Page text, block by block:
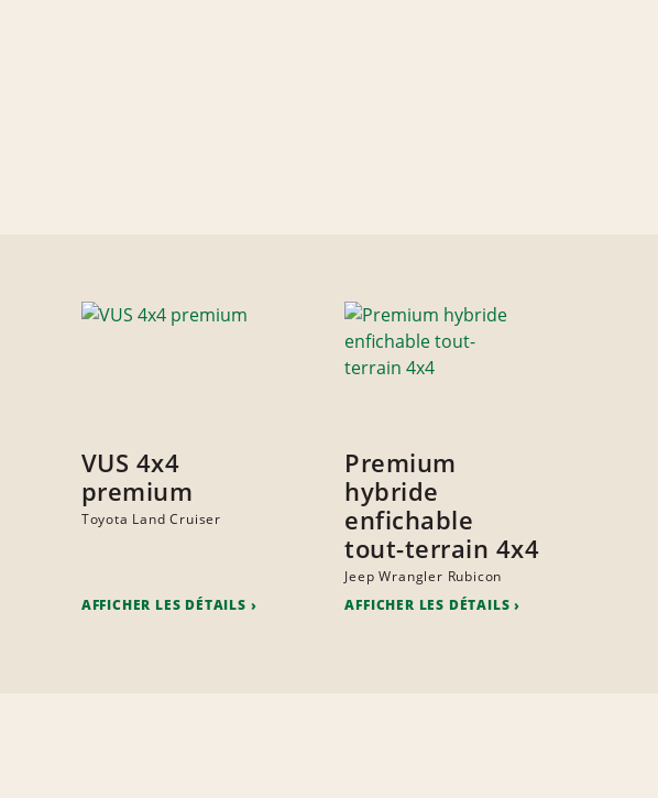
VUS 4x4
premium
Toyota Land Cruiser
AFFICHER LES DÉTAILS
Premium
hybride
enfichable
tout-terrain 4x4
Jeep Wrangler Rubicon
AFFICHER LES DÉTAILS